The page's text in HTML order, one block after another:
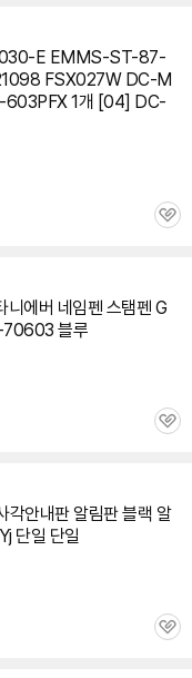
E EMMS-ST-87-
FSX027W DC-M
603PFX 1개 [04] DC-
관
에버 네임펜 스탬펜 G
70603 블루
관
각안내판 알림판 블랙 알
Yj 단일 단일
관